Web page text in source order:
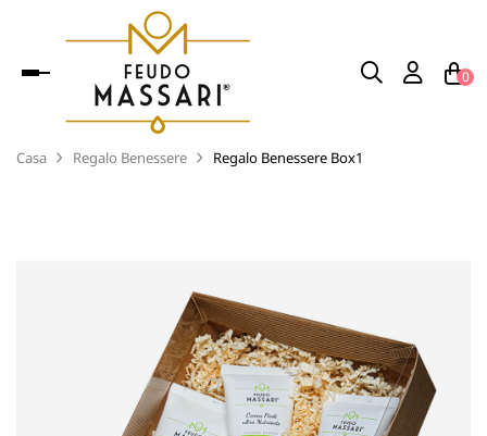
navigazione
Toggle
0
Casa Regalo Benessere Regalo Benessere Box1